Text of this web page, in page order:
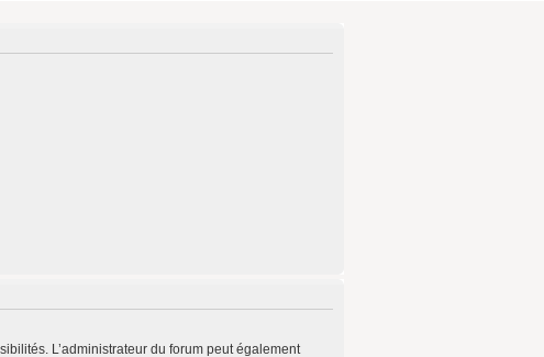
L’administrateur du forum peut également